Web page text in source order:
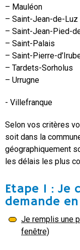
– Mauléon
– Saint-Jean-de-Luz
– Saint-Jean-Pied-
– Saint-Palais
– Saint-Pierre-
– Tardets-Sorholus
– Urrugne
- Villefranque
Selon vos critères
soit dans la
géographiquement
les délais les plus
Etape 1 : Je
demande
Je remplis une
fenêtre)